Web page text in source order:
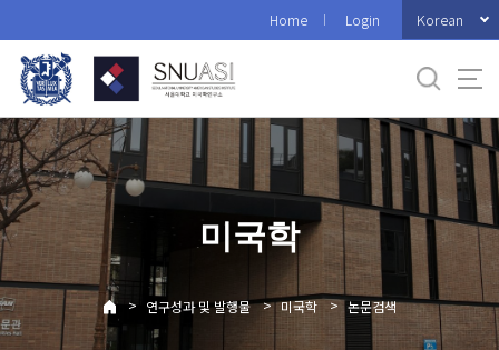
로
메
뉴
Home Login Korean
미국학
> 연구성과 및 발행물 > 미국학 > 논문검색